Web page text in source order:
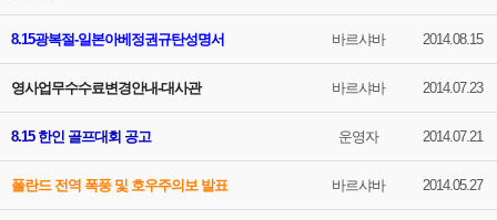
8.15광복절-일본아베정권규탄성명서 바르샤바 2014.08.15
영사업무수수료변경안내-대사관 바르샤바 2014.07.23
8.15 한인 골프대회 공고 운영자 2014.07.21
폴란드 전역 폭풍 및 호우주의보 발표 바르샤바 2014.05.27